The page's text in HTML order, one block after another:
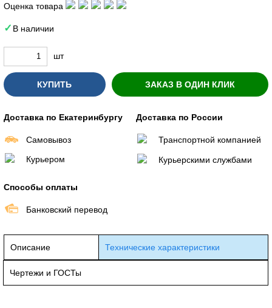
Оценка товара
В наличии
шт
КУПИТЬ ЗАКАЗ В ОДИН КЛИК
Доставка по Екатеринбургу
Самовывоз
Курьером
Доставка по России
Транспортной компанией
Курьерскими службами
Способы оплаты
Банковский перевод
Описание Технические характеристики
Чертежи и ГОСТы